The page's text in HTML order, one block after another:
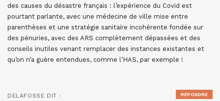
des causes du désastre français : l’expérience du Covid est
pourtant parlante, avec une médecine de ville mise entre
parenthèses et une stratégie sanitaire incohérente fondée sur
des pénuries, avec des ARS complètement dépassées et des
conseils inutiles venant remplacer des instances existantes et
qu’on n’a guère entendues, comme l’HAS, par exemple !
DELAFOSSE DIT :
RÉPONDRE